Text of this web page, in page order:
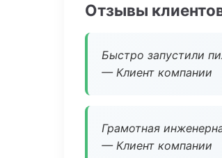
Отзывы
Быстро запустили
— Клиент компании
Грамотная
— Клиент компании